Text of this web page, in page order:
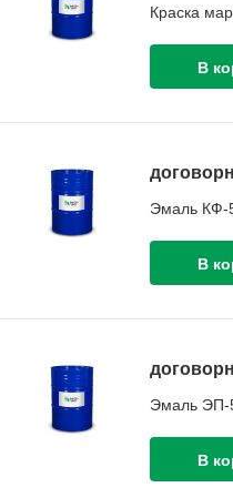
Краска
Эмаль КФ-
Эмаль ЭП-